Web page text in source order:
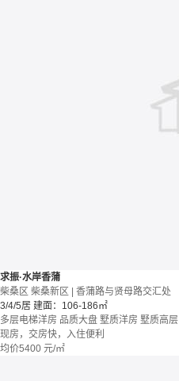
求振·水岸香蒲
柴桑区 柴桑新区 | 香蒲路与贤母路交汇处
3/4/5居 建面：106-186㎡
多层电梯洋房 品质大盘 墅质洋房 墅质高层
现房，交房快，入住便利
均价5400 元/㎡